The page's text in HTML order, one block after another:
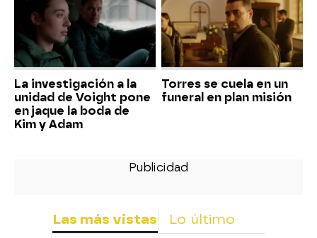
La investigación a la
unidad de Voight pone
en jaque la boda de
Kim y Adam
Torres se cuela en un
funeral en plan misión
Las más vistas Lo último